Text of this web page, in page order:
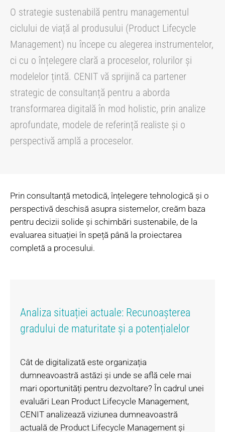
O strategie sustenabilă pentru managementul
ciclului de viață al produsului (Product Lifecycle
Management) nu începe cu alegerea instrumentelor,
ci cu o înțelegere clară a proceselor, rolurilor și
modelelor țintă. CENIT vă sprijină ca partener
strategic de consultanță pentru a aborda
transformarea digitală în mod holistic, prin analize
aprofundate, modele de referință realiste și o
perspectivă amplă a proceselor.
Prin consultanță metodică, înțelegere tehnologică și o
perspectivă deschisă asupra sistemelor, creăm baza
pentru decizii solide și schimbări sustenabile, de la
evaluarea situației în speță până la proiectarea
completă a procesului.
Analiza situației actuale: Recunoașterea
gradului de maturitate și a potențialelor
Cât de digitalizată este organizația
dumneavoastră astăzi și unde se află cele mai
mari oportunități pentru dezvoltare? În cadrul unei
evaluări Lean Product Lifecycle Management,
CENIT analizează viziunea dumneavoastră
actuală de Product Lifecycle Management și